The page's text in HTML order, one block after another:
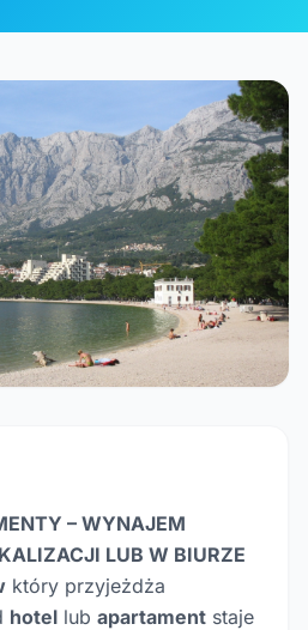
– WYNAJEM
LUB W BIURZE
który przyjeżdża
hotel lub apartament staje